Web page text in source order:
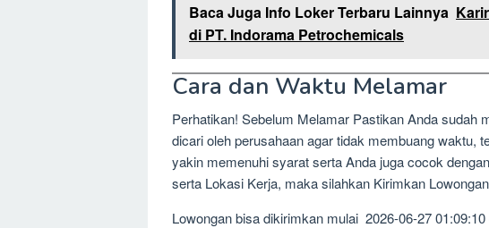
Baca Juga Info Loker Terbaru Lainnya
di PT. Indorama Petrochemicals
Cara dan Waktu Melamar
Perhatikan! Sebelum Melamar Pastikan Anda sudah
dicari oleh perusahaan agar tidak membuang waktu,
yakin memenuhi syarat serta Anda juga cocok
serta Lokasi Kerja, maka silahkan Kirimkan
Lowongan bisa dikirimkan mulai 2026-06-27